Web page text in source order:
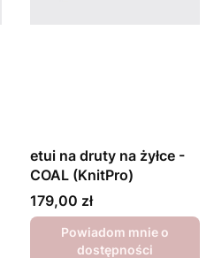
etui na druty na żyłce -
COAL (KnitPro)
Cena
179,00 zł
Powiadom mnie o
dostępności